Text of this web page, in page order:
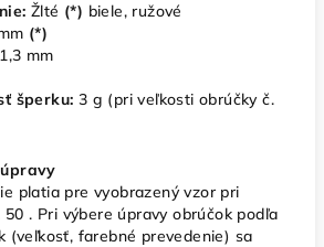
Žlté (*) biele, ružové
(*)
1,3 mm
šperku: 3 g (pri veľkosti obrúčky č.
platia pre vyobrazený vzor pri
. Pri výbere úpravy obrúčok podľa
(veľkosť, farebné prevedenie) sa